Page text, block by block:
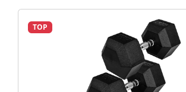
TOP